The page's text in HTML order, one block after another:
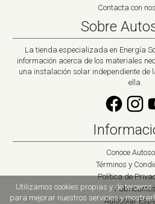
Contacta con
Sobre
La tienda especializada en Energía
información acerca de los materiales
una instalación solar independiente de
ella.
Conoce
Términos y
Política de
Fabricantes
Autosolar
Utilizamos cookies propias y de terceros
para mejorar nuestros servicios y